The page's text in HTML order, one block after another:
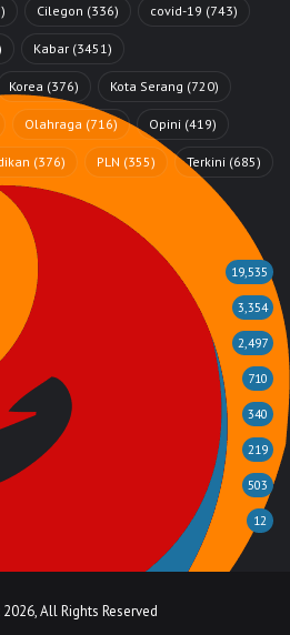
Cilegon (336) covid-19 (743)
Kabar (3451)
Korea (376) Kota Serang (720)
Olahraga (716) Opini (419)
(376) PLN (355) Terkini (685)
19,535
3,354
2,497
710
340
219
503
12
All Rights Reserved